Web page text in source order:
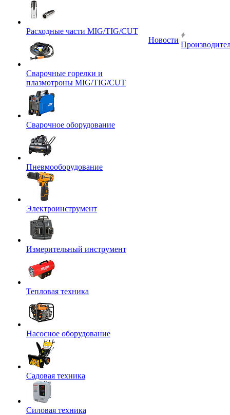
Расходные части MIG/TIG/CUT
Сварочные горелки и
плазмотроны MIG/TIG/CUT
Сварочное оборудование
Пневмооборудование
Электроинструмент
Измерительный инструмент
Тепловая техника
Насосное оборудование
Садовая техника
Силовая техника
Новости